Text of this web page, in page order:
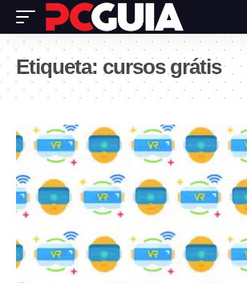
Etiqueta: cursos grátis